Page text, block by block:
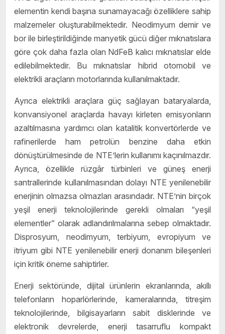
elementin kendi başına sunamayacağı özelliklere sahip
malzemeler oluşturabilmektedir. Neodimyum demir ve
bor ile birleştirildiğinde manyetik gücü diğer mıknatıslara
göre çok daha fazla olan NdFeB kalıcı mıknatıslar elde
edilebilmektedir. Bu mıknatıslar hibrid otomobil ve
elektrikli araçların motorlarında kullanılmaktadır.
Ayrıca elektrikli araçlara güç sağlayan bataryalarda,
konvansiyonel araçlarda havayı kirleten emisyonların
azaltılmasına yardımcı olan katalitik konvertörlerde ve
rafinerilerde ham petrolün benzine daha etkin
dönüştürülmesinde de NTE’lerin kullanımı kaçınılmazdır.
Ayrıca, özellikle rüzgâr türbinleri ve güneş enerji
santrallerinde kullanılmasından dolayı NTE yenilenebilir
enerjinin olmazsa olmazları arasındadır. NTE’nin birçok
yeşil enerji teknolojilerinde gerekli olmaları “yeşil
elementler” olarak adlandırılmalarına sebep olmaktadır.
Disprosyum, neodimyum, terbiyum, evropiyum ve
itriyum gibi NTE yenilenebilir enerji donanım bileşenleri
için kritik öneme sahiptirler.
Enerji sektöründe, dijital ürünlerin ekranlarında, akıllı
telefonların hoparlörlerinde, kameralarında, titreşim
teknolojilerinde, bilgisayarların sabit disklerinde ve
elektronik devrelerde, enerji tasarruflu kompakt